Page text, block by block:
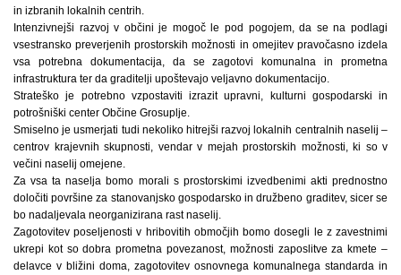
in izbranih lokalnih centrih.
Intenzivnejši razvoj v občini je mogoč le pod pogojem, da se na podlagi
vsestransko preverjenih prostorskih možnosti in omejitev pravočasno izdela
vsa potrebna dokumentacija, da se zagotovi komunalna in prometna
infrastruktura ter da graditelji upoštevajo veljavno dokumentacijo.
Strateško je potrebno vzpostaviti izrazit upravni, kulturni gospodarski in
potrošniški center Občine Grosuplje.
Smiselno je usmerjati tudi nekoliko hitrejši razvoj lokalnih centralnih naselij –
centrov krajevnih skupnosti, vendar v mejah prostorskih možnosti, ki so v
večini naselij omejene.
Za vsa ta naselja bomo morali s prostorskimi izvedbenimi akti prednostno
določiti površine za stanovanjsko gospodarsko in družbeno graditev, sicer se
bo nadaljevala neorganizirana rast naselij.
Zagotovitev poseljenosti v hribovitih območjih bomo dosegli le z zavestnimi
ukrepi kot so dobra prometna povezanost, možnosti zaposlitve za kmete –
delavce v bližini doma, zagotovitev osnovnega komunalnega standarda in